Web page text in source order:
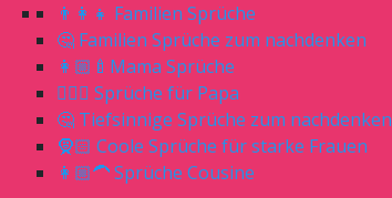
👨‍👩‍👧 Familien Sprüche
🤔 Familien Sprüche zum nachdenken
👩🏼‍🍼Mama Sprüche
🧔🏼‍♂️ Sprüche für Papa
🤔 Tiefsinnige Sprüche zum nachdenken
🧕🏻 Coole Sprüche für starke Frauen
👩🏼‍🦱 Sprüche Cousine